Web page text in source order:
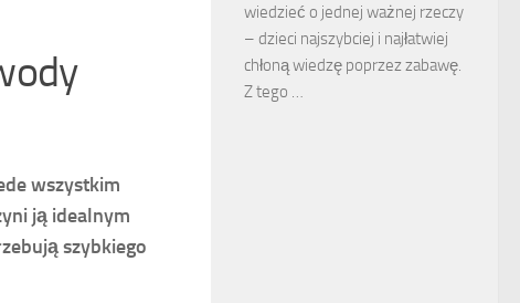
wszystkim
ją idealnym
szybkiego
wiedzieć o jednej ważnej rzeczy
– dzieci najszybciej i najłatwiej
chłoną wiedzę poprzez zabawę.
Z tego …